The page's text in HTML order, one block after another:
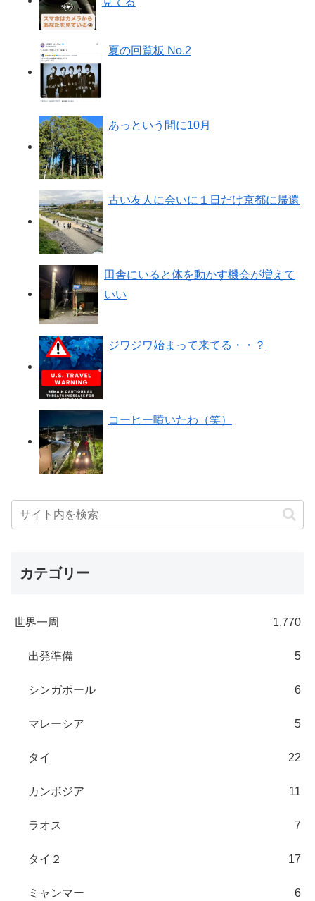
夏の回覧板 No.2
あっという間に10月
古い友人に会いに１日だけ京都に帰還
田舎にいると体を動かす機会が増えて
いい
ジワジワ始まって来てる・・？
コーヒー噴いたわ（笑）
カテゴリー
世界一周 1,770
出発準備 5
シンガポール 6
マレーシア 5
タイ 22
カンボジア 11
ラオス 7
タイ２ 17
ミャンマー 6